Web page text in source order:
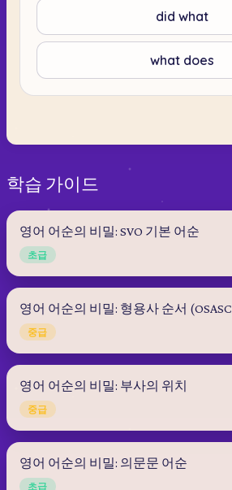
did what
what does
학습 가이드
영어 어순의 비밀: SVO 기본 어순
초급
영어 어순의 비밀: 형용사 순서
중급
영어 어순의 비밀: 부사의 위치
중급
영어 어순의 비밀: 의문문 어순
초급